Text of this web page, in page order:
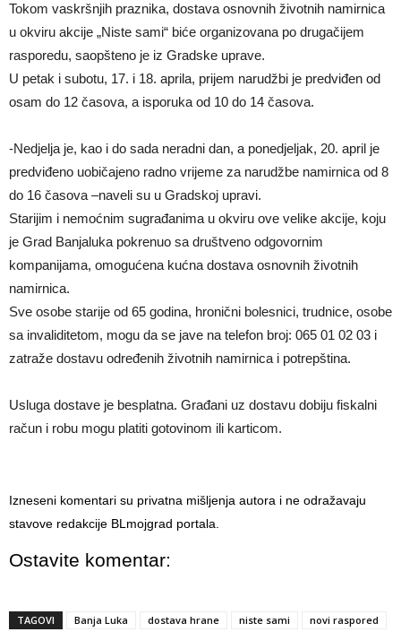
Tokom vaskršnjih praznika, dostava osnovnih životnih namirnica
u okviru akcije „Niste sami“ biće organizovana po drugačijem
rasporedu, saopšteno je iz Gradske uprave.
U petak i subotu, 17. i 18. aprila, prijem narudžbi je predviđen od
osam do 12 časova, a isporuka od 10 do 14 časova.
-Nedjelja je, kao i do sada neradni dan, a ponedjeljak, 20. april je
predviđeno uobičajeno radno vrijeme za narudžbe namirnica od 8
do 16 časova –naveli su u Gradskoj upravi.
Starijim i nemoćnim sugrađanima u okviru ove velike akcije, koju
je Grad Banjaluka pokrenuo sa društveno odgovornim
kompanijama, omogućena kućna dostava osnovnih životnih
namirnica.
Sve osobe starije od 65 godina, hronični bolesnici, trudnice, osobe
sa invaliditetom, mogu da se jave na telefon broj: 065 01 02 03 i
zatraže dostavu određenih životnih namirnica i potrepština.
Usluga dostave je besplatna. Građani uz dostavu dobiju fiskalni
račun i robu mogu platiti gotovinom ili karticom.
Izneseni komentari su privatna mišljenja autora i ne odražavaju
stavove redakcije BLmojgrad portala.
Ostavite komentar:
TAGOVI Banja Luka dostava hrane niste sami
novi raspored